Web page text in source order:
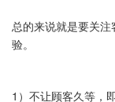
总的来说就是要关
验。
1）不让顾客久等，